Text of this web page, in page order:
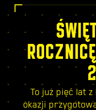
To już pięć lat
okazji